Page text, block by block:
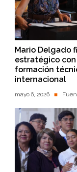
Mario Delgado
estratégico
formación
internacional
mayo 6, 2026